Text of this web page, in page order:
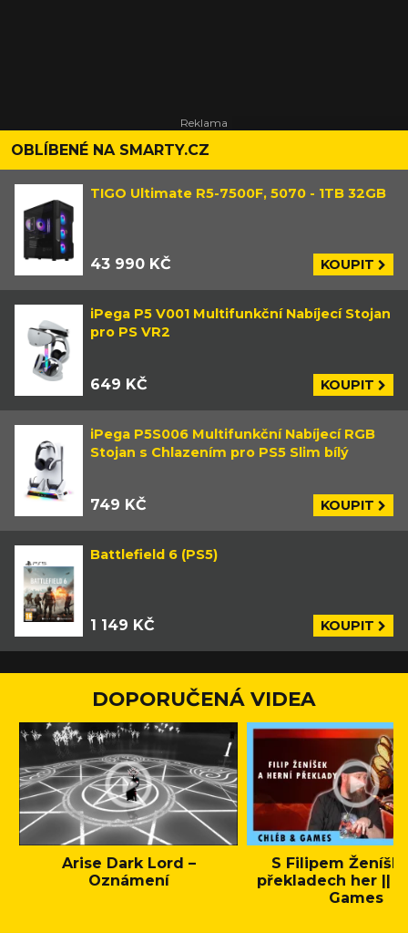
OBLÍBENÉ NA SMARTY.CZ
TIGO Ultimate R5-7500F, 5070 - 1TB 32GB
43 990 KČ KOUPIT
iPega P5 V001 Multifunkční Nabíjecí Stojan
pro PS VR2
649 KČ KOUPIT
iPega P5S006 Multifunkční Nabíjecí RGB
Stojan s Chlazením pro PS5 Slim bílý
749 KČ KOUPIT
Battlefield 6 (PS5)
1 149 KČ KOUPIT
DOPORUČENÁ VIDEA
Arise Dark Lord –
Oznámení
S Filipem
překladech her ||
Games